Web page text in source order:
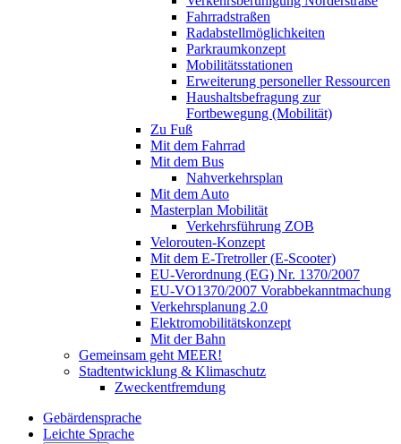
Fahrradstraßen
Radabstellmöglichkeiten
Parkraumkonzept
Mobilitätsstationen
Erweiterung personeller Ressourcen
Haushaltsbefragung zur
Fortbewegung (Mobilität)
Zu Fuß
Mit dem Fahrrad
Mit dem Bus
Nahverkehrsplan
Mit dem Auto
Masterplan Mobilität
Verkehrsführung ZOB
Velorouten-Konzept
Mit dem E-Tretroller (E-Scooter)
EU-Verordnung (EG) Nr. 1370/2007
EU-VO1370/2007 Vorabbekanntmachung
Verkehrsplanung 2.0
Elektromobilitätskonzept
Mit der Bahn
Gemeinsam geht MEER!
Stadtentwicklung & Klimaschutz
Zweckentfremdung
Gebärdensprache
Leichte Sprache